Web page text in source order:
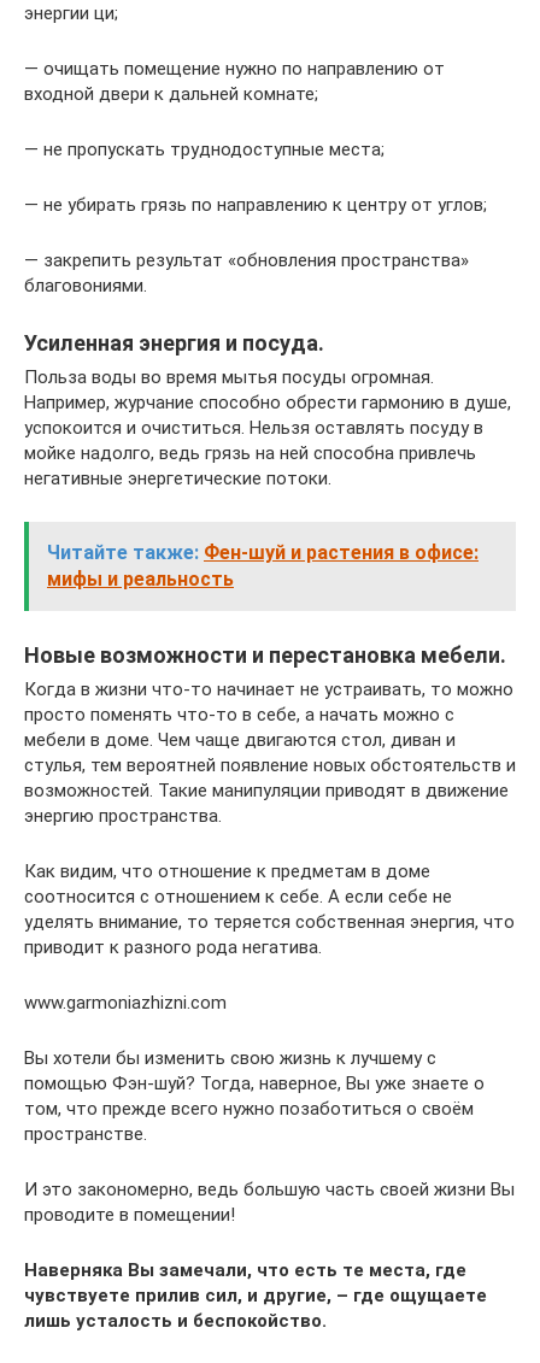
энергии ци;
— очищать помещение нужно по направлению от
входной двери к дальней комнате;
— не пропускать труднодоступные места;
— не убирать грязь по направлению к центру от углов;
— закрепить результат «обновления пространства»
благовониями.
Усиленная энергия и посуда.
Польза воды во время мытья посуды огромная.
Например, журчание способно обрести гармонию в душе,
успокоится и очиститься. Нельзя оставлять посуду в
мойке надолго, ведь грязь на ней способна привлечь
негативные энергетические потоки.
Читайте также: Фен-шуй и растения в офисе:
мифы и реальность
Новые возможности и перестановка мебели.
Когда в жизни что-то начинает не устраивать, то можно
просто поменять что-то в себе, а начать можно с
мебели в доме. Чем чаще двигаются стол, диван и
стулья, тем вероятней появление новых обстоятельств и
возможностей. Такие манипуляции приводят в движение
энергию пространства.
Как видим, что отношение к предметам в доме
соотносится с отношением к себе. А если себе не
уделять внимание, то теряется собственная энергия, что
приводит к разного рода негатива.
www.garmoniazhizni.com
Вы хотели бы изменить свою жизнь к лучшему с
помощью Фэн-шуй? Тогда, наверное, Вы уже знаете о
том, что прежде всего нужно позаботиться о своём
пространстве.
И это закономерно, ведь большую часть своей жизни Вы
проводите в помещении!
Наверняка Вы замечали, что есть те места, где
чувствуете прилив сил, и другие, – где ощущаете
лишь усталость и беспокойство.